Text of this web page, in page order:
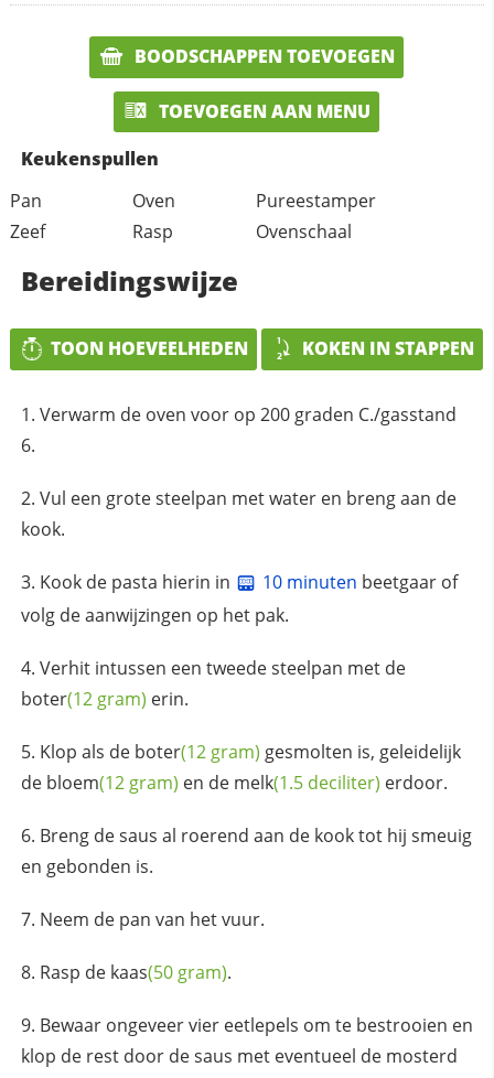
BOODSCHAPPEN TOEVOEGEN
TOEVOEGEN AAN MENU
Keukenspullen
Pan
Oven
Pureestamper
Zeef
Rasp Ovenschaal
Bereidingswijze
TOON HOEVEELHEDEN KOKEN IN STAPPEN
Verwarm de oven voor op 200 graden C./gasstand
6.
Vul een grote steelpan met water en breng aan de
kook.
Kook de pasta hierin in 10 minuten beetgaar of
volg de aanwijzingen op het pak.
Verhit intussen een tweede steelpan met de
boter(12 gram) erin.
Klop als de boter(12 gram) gesmolten is, geleidelijk
de bloem(12 gram) en de melk(1.5 deciliter) erdoor.
Breng de saus al roerend aan de kook tot hij smeuig
en gebonden is.
Neem de pan van het vuur.
Rasp de kaas(50 gram).
Bewaar ongeveer vier eetlepels om te bestrooien en
klop de rest door de saus met eventueel de mosterd